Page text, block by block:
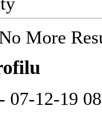
More
- 07-12-19